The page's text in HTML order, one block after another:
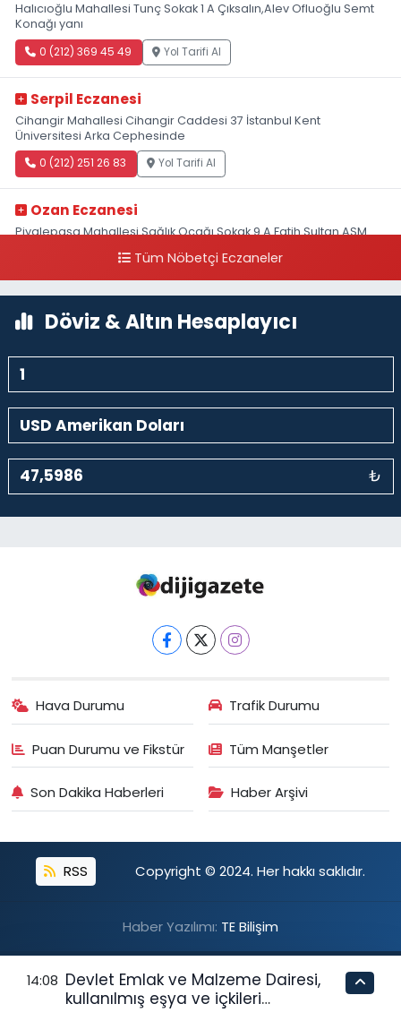
Halıcıoğlu Mahallesi Tunç Sokak 1 A Çıksalın,Alev Ofluoğlu Semt
Konağı yanı
0 (212) 369 45 49 Yol Tarifi Al
Serpil Eczanesi
Cihangir Mahallesi Cihangir Caddesi 37 İstanbul Kent
Üniversitesi Arka Cephesinde
0 (212) 251 26 83 Yol Tarifi Al
Ozan Eczanesi
Piyalepaşa Mahallesi Sağlık Ocağı Sokak 9 A Fatih Sultan ASM
Tüm Nöbetçi Eczaneler
Döviz & Altın Hesaplayıcı
₺
Hava Durumu Trafik Durumu
Puan Durumu ve Fikstür Tüm Manşetler
Son Dakika Haberleri Haber Arşivi
RSS Copyright © 2024. Her hakkı saklıdır.
Haber Yazılımı: TE Bilişim
14:08 Devlet Emlak ve Malzeme Dairesi,
kullanılmış eşya ve içkileri